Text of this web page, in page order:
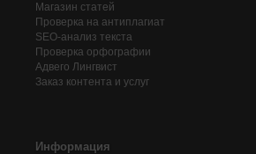
Магазин статей
Проверка на антиплагиат
SEO-анализ текста
Проверка орфографии
Адвего Лингвист
Заказ контента и услуг
Информация